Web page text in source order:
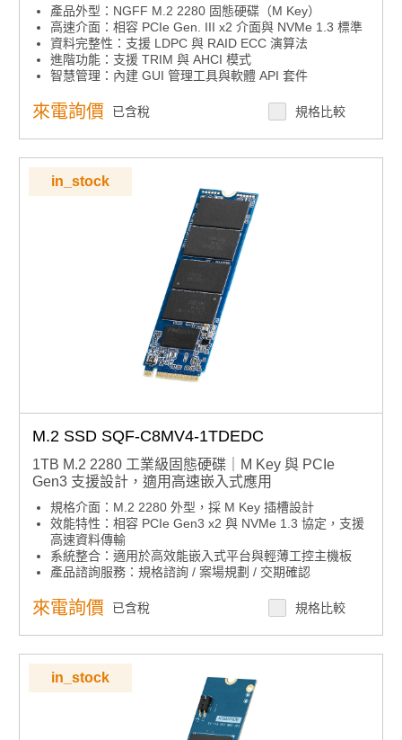
產品外型：NGFF M.2 2280 固態硬碟（M Key）
高速介面：相容 PCIe Gen. III x2 介面與 NVMe 1.3 標準
資料完整性：支援 LDPC 與 RAID ECC 演算法
進階功能：支援 TRIM 與 AHCI 模式
智慧管理：內建 GUI 管理工具與軟體 API 套件
來電詢價 已含稅 規格比較
in_stock
M.2 SSD SQF-C8MV4-1TDEDC
1TB M.2 2280 工業級固態硬碟｜M Key 與 PCIe
Gen3 支援設計，適用高速嵌入式應用
規格介面：M.2 2280 外型，採 M Key 插槽設計
效能特性：相容 PCIe Gen3 x2 與 NVMe 1.3 協定，支援
高速資料傳輸
系統整合：適用於高效能嵌入式平台與輕薄工控主機板
產品諮詢服務：規格諮詢 / 案場規劃 / 交期確認
來電詢價 已含稅 規格比較
in_stock